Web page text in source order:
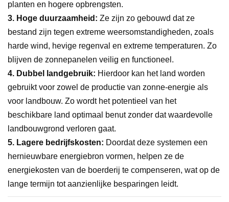
planten en hogere opbrengsten.
3. Hoge duurzaamheid: Ze zijn zo gebouwd dat ze
bestand zijn tegen extreme weersomstandigheden, zoals
harde wind, hevige regenval en extreme temperaturen. Zo
blijven de zonnepanelen veilig en functioneel.
4. Dubbel landgebruik: Hierdoor kan het land worden
gebruikt voor zowel de productie van zonne-energie als
voor landbouw. Zo wordt het potentieel van het
beschikbare land optimaal benut zonder dat waardevolle
landbouwgrond verloren gaat.
5. Lagere bedrijfskosten: Doordat deze systemen een
hernieuwbare energiebron vormen, helpen ze de
energiekosten van de boerderij te compenseren, wat op de
lange termijn tot aanzienlijke besparingen leidt.